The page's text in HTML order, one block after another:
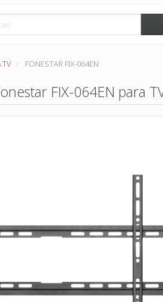
FONESTAR FIX-064EN
FIX-064EN para